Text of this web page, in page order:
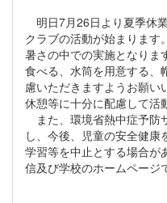
明日7月26日より夏季休
クラブの活動が始まります
暑さの中での実施となりま
食べる、水筒を用意する、
慮いただきますようお願い
休憩等に十分に配慮して活
また、環境省熱中症予防
し、今後、児童の安全健
学習等を中止とする場合が
信及び学校のホームページ